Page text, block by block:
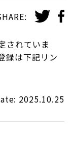
されていま
録は下記リン
2025.10.25